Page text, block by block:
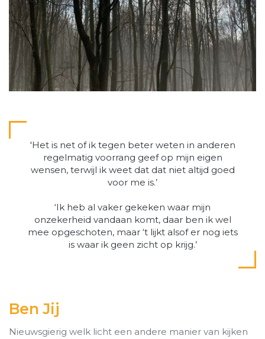
'Het is net of ik tegen beter weten in anderen
regelmatig voorrang geef op mijn eigen
wensen, terwijl ik weet dat dat niet altijd goed
voor me is.’
‘Ik heb al vaker gekeken waar mijn
onzekerheid vandaan komt, daar ben ik wel
mee opgeschoten, maar ‘t lijkt alsof er nog iets
is waar ik geen zicht op krijg.’
Ben Jij
Nieuwsgierig welk licht een andere manier van kijken